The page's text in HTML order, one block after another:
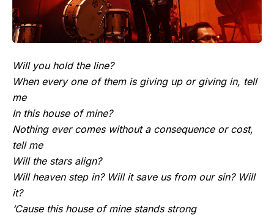
Will you hold the line?
When every one of them is giving up or giving in, tell
me
In this house of mine?
Nothing ever comes without a consequence or cost,
tell me
Will the stars align?
Will heaven step in? Will it save us from our sin? Will
it?
‘Cause this house of mine stands strong